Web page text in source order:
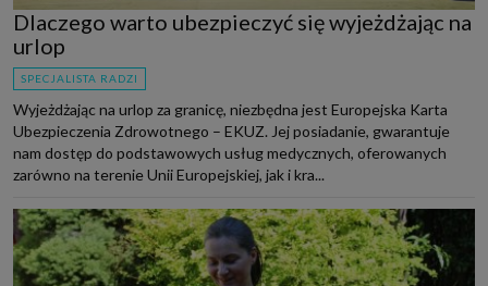
Dlaczego warto ubezpieczyć się wyjeżdżając na
urlop
SPECJALISTA RADZI
Wyjeżdżając na urlop za granicę, niezbędna jest Europejska Karta
Ubezpieczenia Zdrowotnego – EKUZ. Jej posiadanie, gwarantuje
nam dostęp do podstawowych usług medycznych, oferowanych
zarówno na terenie Unii Europejskiej, jak i kra...